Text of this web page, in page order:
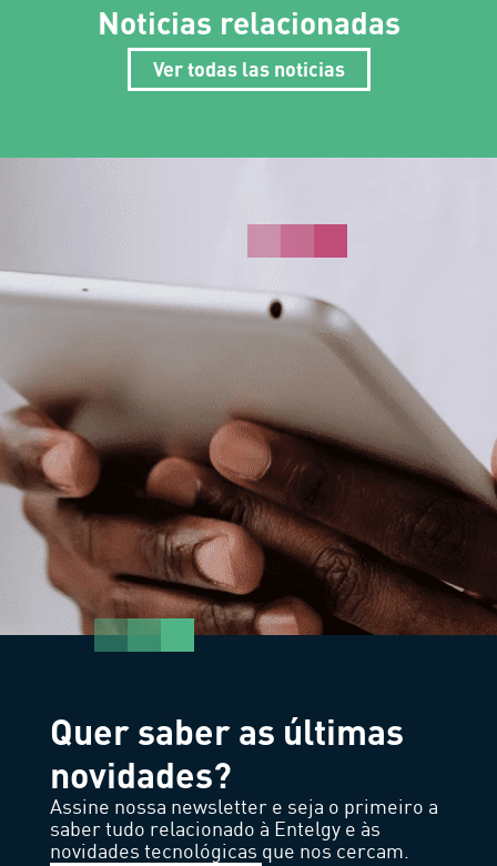
Noticias relacionadas
Ver todas las noticias
Quer saber as últimas
novidades?
Assine nossa newsletter e seja o primeiro a
saber tudo relacionado à Entelgy e às
novidades tecnológicas que nos cercam.